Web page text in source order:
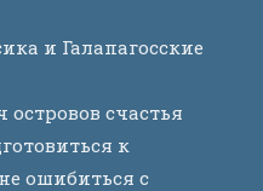
и Галапагосские
счастья
к
ошибиться с